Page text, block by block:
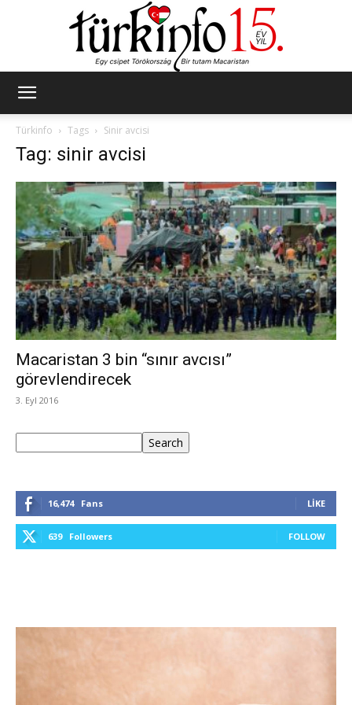
Türkinfo
Tags Sinir avcisi
Tag: sinir avcisi
Macaristan 3 bin “sınır avcısı”
görevlendirecek
3. Eyl 2016
Search
16,474 Fans LIKE
639 Followers FOLLOW